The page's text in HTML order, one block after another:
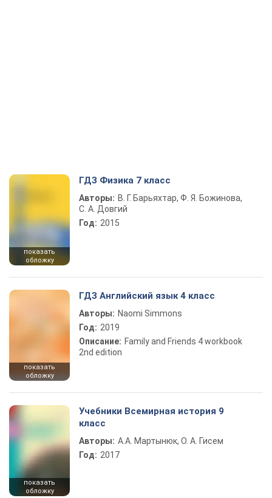
показать
обложку
ГДЗ Физика 7 класс
Авторы: В. Г. Барьяхтар, Ф. Я. Божинова,
С. А. Довгий
Год: 2015
показать
обложку
ГДЗ Английский язык 4 класс
Авторы: Naomi Simmons
Год: 2019
Описание: Family and Friends 4 workbook
2nd edition
показать
обложку
Учебники Всемирная история 9
класс
Авторы: А.А. Мартынюк, О. А. Гисем
Год: 2017